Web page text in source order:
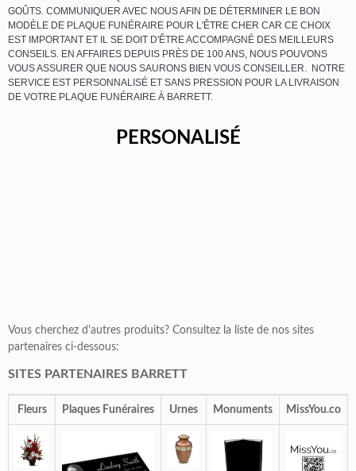
GOÛTS. COMMUNIQUER AVEC NOUS AFIN DE DÉTERMINER LE BON
MODÈLE DE PLAQUE FUNÉRAIRE POUR L'ÊTRE CHER CAR CE CHOIX
EST IMPORTANT ET IL SE DOIT D'ÊTRE ACCOMPAGNÉ DES MEILLEURS
CONSEILS. EN AFFAIRES DEPUIS PRÈS DE 100 ANS, NOUS POUVONS
VOUS ASSURER QUE NOUS SAURONS BIEN VOUS CONSEILLER. NOTRE
SERVICE EST PERSONNALISÉ ET SANS PRESSION POUR LA LIVRAISON
DE VOTRE PLAQUE FUNÉRAIRE À BARRETT.
PERSONALISÉ
Vous cherchez d'autres produits? Consultez la liste de nos sites
partenaires ci-dessous:
SITES PARTENAIRES BARRETT
Fleurs Plaques Funéraires Urnes Monuments MissYou.co